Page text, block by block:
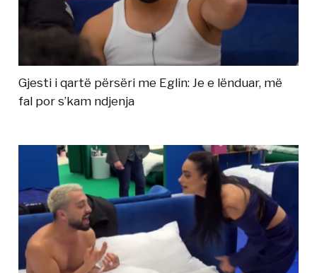
Gjesti i qartë përsëri me Eglin: Je e lënduar, më
fal por s’kam ndjenja